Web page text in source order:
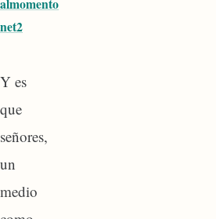
Y es
que
señores,
un
medio